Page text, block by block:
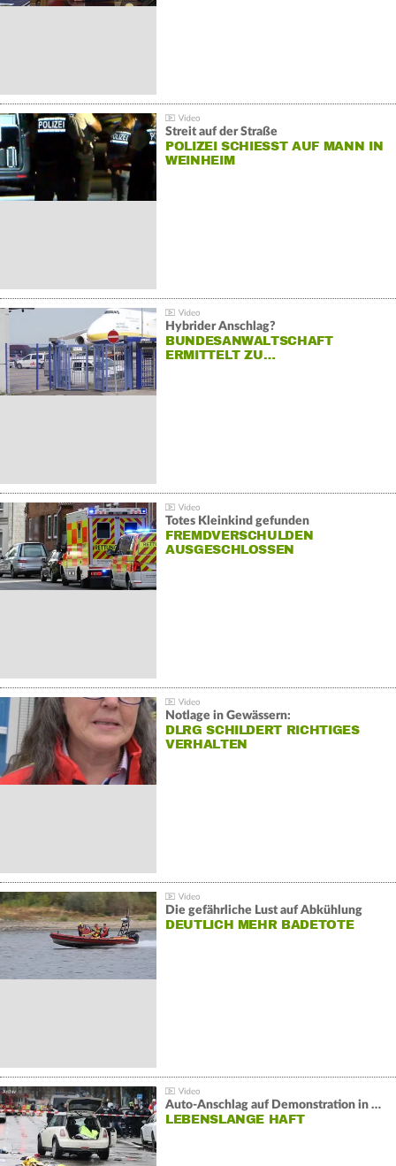
Streit auf der Straße
POLIZEI SCHIESST AUF MANN IN W
EINHEIM
Hybrider Anschlag?
BUNDESANWALTSCHAFT
ERMITTELT ZU…
Totes Kleinkind gefunden
FREMDVERSCHULDEN
AUSGESCHLOSSEN
Notlage in Gewässern:
DLRG SCHILDERT RICHTIGES
VERHALTEN
Die gefährliche Lust auf Abkühlung
DEUTLICH MEHR BADETOTE
Auto-Anschlag auf Demonstration in München:
LEBENSLANGE HAFT